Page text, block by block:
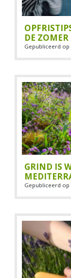
DE ZOMER
Gepubliceerd op
GRIND IS
Gepubliceerd op